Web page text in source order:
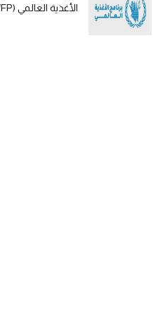
الأغذية العالمي (WFP) – قطاع غزة